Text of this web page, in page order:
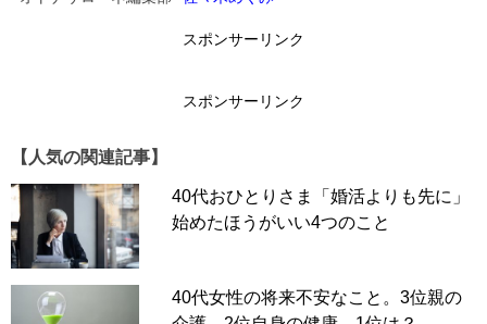
＞＞＞試乗の様子はこちらから読めます。
た、予想外の反応とは？ 頑固に「拒否る」父を一発で説
今回はこの「シニアカー」試乗後の親の反応、試乗してよ
かったことなどをお伝えしたいと思います。「親の免許返
納問題」について、少しでも参考になるとうれしいです。
スポンサーリンク
スポンサーリンク
【人気の関連記事】
40代おひとりさま「婚活よりも先に」
始めたほうがいい4つのこと
40代女性の将来不安なこと。3位親の